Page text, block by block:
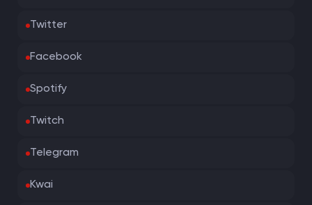
Twitter
Facebook
Spotify
Twitch
Telegram
Kwai